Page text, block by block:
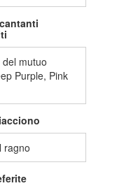
mutuo
Purple, Pink
ragno